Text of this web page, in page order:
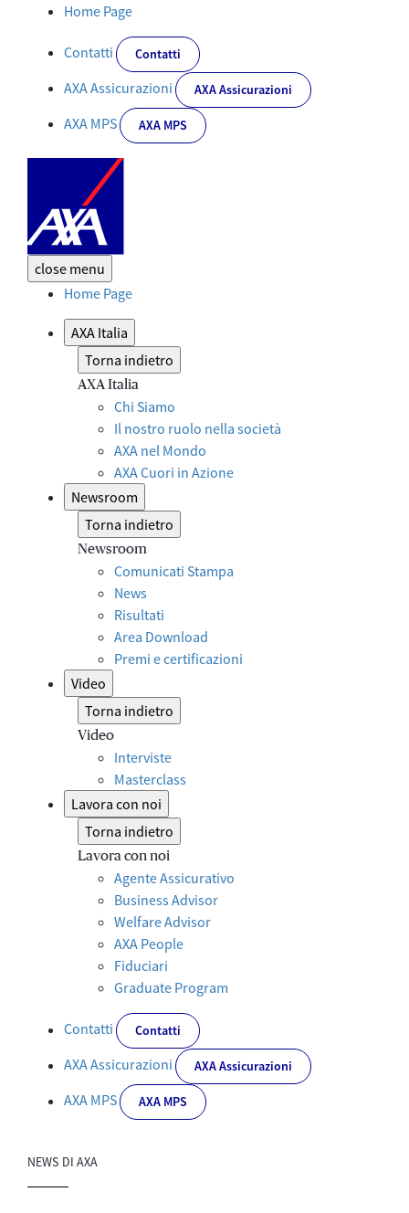
AXA Italia: ai nastri di partenza l’Executive Program “AXA
Home Page
Contatti Contatti
AXA Assicurazioni AXA Assicurazioni
AXA MPS AXA MPS
close menu
Home Page
AXA Italia
Torna indietro
AXA Italia
Chi Siamo
Il nostro ruolo nella società
AXA nel Mondo
AXA Cuori in Azione
Newsroom
Torna indietro
Newsroom
Comunicati Stampa
News
Risultati
Area Download
Premi e certificazioni
Video
Torna indietro
Video
Interviste
Masterclass
Lavora con noi
Torna indietro
Lavora con noi
Agente Assicurativo
Business Advisor
Welfare Advisor
AXA People
Fiduciari
Graduate Program
Contatti Contatti
AXA Assicurazioni AXA Assicurazioni
AXA MPS AXA MPS
NEWS DI AXA